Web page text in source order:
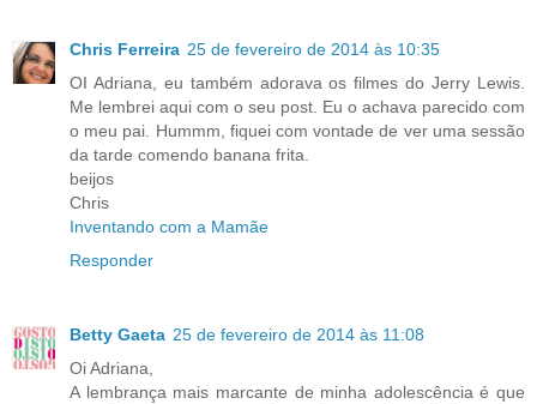
Chris Ferreira 25 de fevereiro de 2014 às 10:35
OI Adriana, eu também adorava os filmes do Jerry Lewis.
Me lembrei aqui com o seu post. Eu o achava parecido com
o meu pai. Hummm, fiquei com vontade de ver uma sessão
da tarde comendo banana frita.
beijos
Chris
Inventando com a Mamãe
Responder
Betty Gaeta 25 de fevereiro de 2014 às 11:08
Oi Adriana,
A lembrança mais marcante de minha adolescência é que